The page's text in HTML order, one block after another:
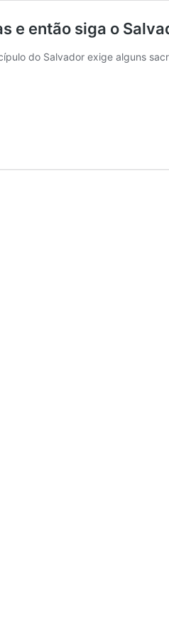
e então siga o
do Salvador exige alguns